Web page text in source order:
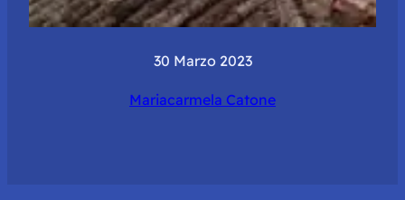
30 Marzo 2023
Mariacarmela Catone